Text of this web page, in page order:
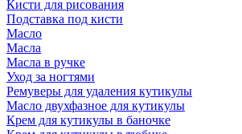
Кисти для рисования
Подставка под кисти
Масло
Масла
Масла в ручке
Уход за ногтями
Ремуверы для удаления кутикулы
Масло двухфазное для кутикулы
Крем для кутикулы в баночке